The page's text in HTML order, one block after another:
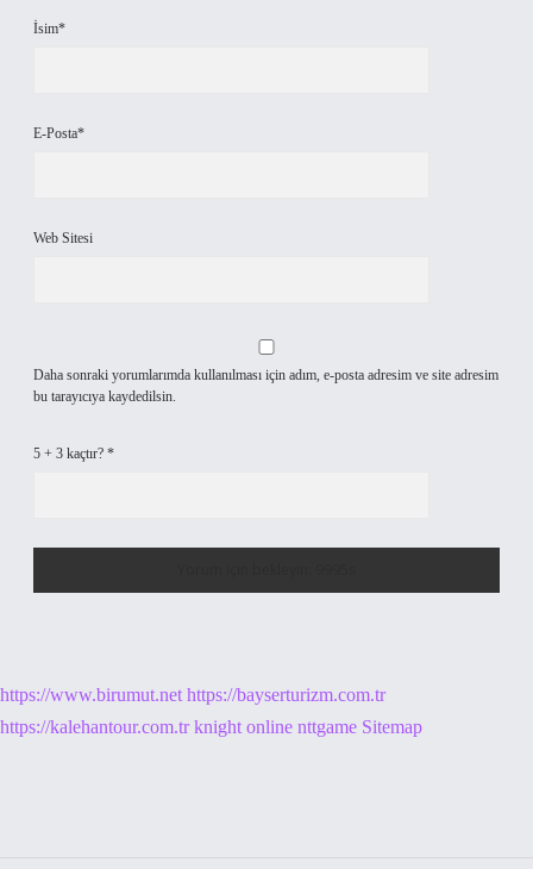
İsim*
E-Posta*
Web Sitesi
Daha sonraki yorumlarımda kullanılması için adım, e-posta adresim ve site adresim
bu tarayıcıya kaydedilsin.
5 + 3 kaçtır? *
https://www.birumut.net https://bayserturizm.com.tr
https://kalehantour.com.tr knight online nttgame Sitemap